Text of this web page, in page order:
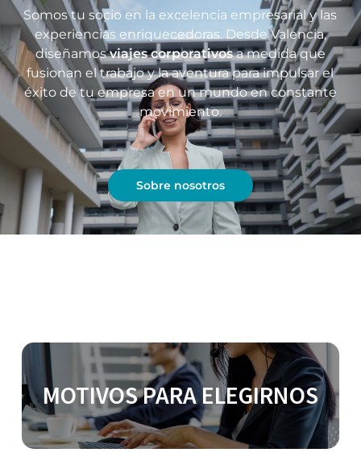
Somos tu socio en la excelencia empresarial y las
experiencias enriquecedoras. Desde Valencia,
diseñamosviajes corporativosa medida que
fusionan el trabajo y la aventura para impulsar el
éxito de tu empresa en un mundo en constante
movimiento.
Sobre nosotros
MOTIVOS PARA ELEGIRNOS